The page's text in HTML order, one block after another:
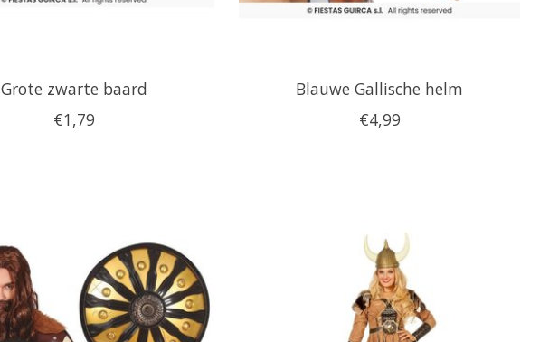
Grote zwarte baard
€1,79
Blauwe Gallische helm
€4,99